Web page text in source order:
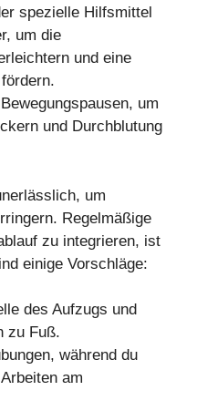
spezielle Hilfsmittel
um die
und eine
um
und Durchblutung
um
Regelmäßige
zu integrieren, ist
einige Vorschläge:
des Aufzugs und
zu Fuß.
während du
am